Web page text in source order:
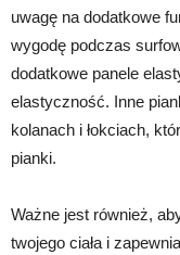
uwagę na dodatkowe
wygodę podczas
dodatkowe panele
elastyczność. Inne
kolanach i łokciach,
pianki.
Ważne jest również,
twojego ciała i